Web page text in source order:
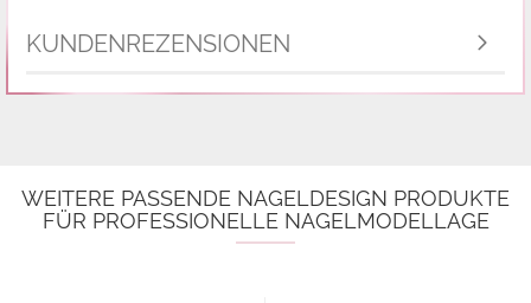
KUNDENREZENSIONEN
WEITERE PASSENDE NAGELDESIGN PRODUKTE
FÜR PROFESSIONELLE NAGELMODELLAGE